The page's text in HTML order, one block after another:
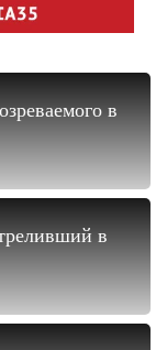
в
в